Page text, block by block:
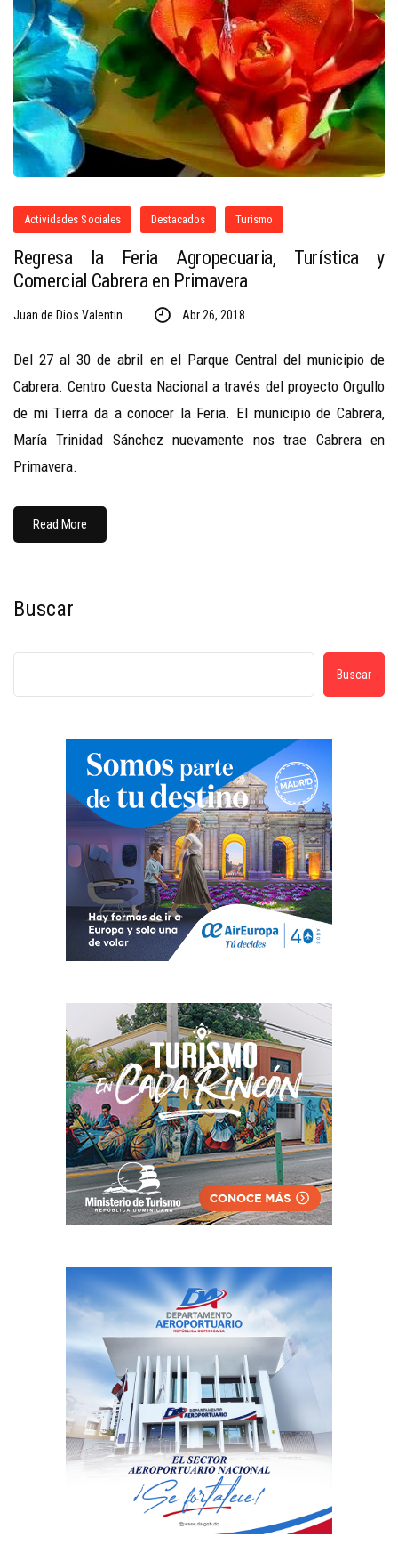
Actividades Sociales Destacados Turismo
Regresa la Feria Agropecuaria, Turística y
Comercial Cabrera en Primavera
Juan de Dios Valentin Abr 26, 2018
Del 27 al 30 de abril en el Parque Central del municipio de
Cabrera. Centro Cuesta Nacional a través del proyecto Orgullo
de mi Tierra da a conocer la Feria. El municipio de Cabrera,
María Trinidad Sánchez nuevamente nos trae Cabrera en
Primavera.
Read More
Buscar
Buscar